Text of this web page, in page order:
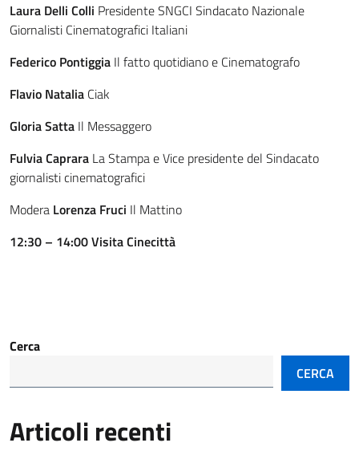
Laura Delli Colli Presidente SNGCI Sindacato Nazionale
Giornalisti Cinematografici Italiani
Federico Pontiggia Il fatto quotidiano e Cinematografo
Flavio Natalia Ciak
Gloria Satta Il Messaggero
Fulvia Caprara La Stampa e Vice presidente del Sindacato
giornalisti cinematografici
Modera Lorenza Fruci Il Mattino
12:30 – 14:00 Visita Cinecittà
Cerca
CERCA
Articoli recenti